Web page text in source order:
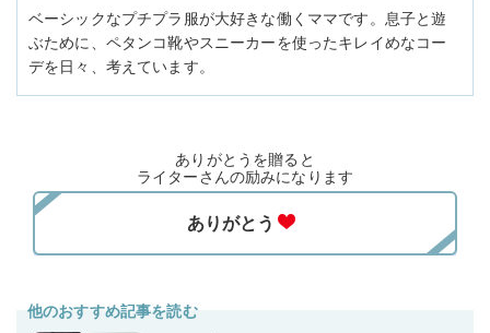
ベーシックなプチプラ服が大好きな働くママです。息子と遊
ぶために、ペタンコ靴やスニーカーを使ったキレイめなコー
デを日々、考えています。
ありがとうを贈ると
ライターさんの励みになります
他のおすすめ記事を読む